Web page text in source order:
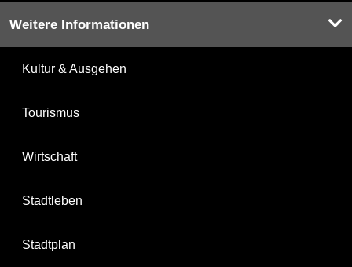
Weitere Informationen
Kultur & Ausgehen
Tourismus
Wirtschaft
Stadtleben
Stadtplan